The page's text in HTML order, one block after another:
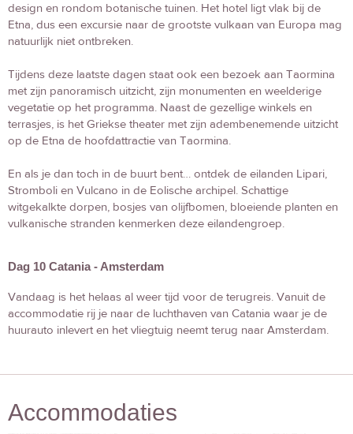
design en rondom botanische tuinen. Het hotel ligt vlak bij de
Etna, dus een excursie naar de grootste vulkaan van Europa mag
natuurlijk niet ontbreken.
Tijdens deze laatste dagen staat ook een bezoek aan Taormina
met zijn panoramisch uitzicht, zijn monumenten en weelderige
vegetatie op het programma. Naast de gezellige winkels en
terrasjes, is het Griekse theater met zijn adembenemende uitzicht
op de Etna de hoofdattractie van Taormina.
En als je dan toch in de buurt bent… ontdek de eilanden Lipari,
Stromboli en Vulcano in de Eolische archipel. Schattige
witgekalkte dorpen, bosjes van olijfbomen, bloeiende planten en
vulkanische stranden kenmerken deze eilandengroep.
Dag 10 Catania - Amsterdam
Vandaag is het helaas al weer tijd voor de terugreis. Vanuit de
accommodatie rij je naar de luchthaven van Catania waar je de
huurauto inlevert en het vliegtuig neemt terug naar Amsterdam.
Accommodaties